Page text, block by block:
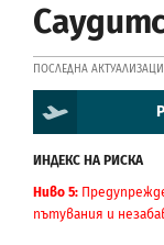
ПОСЛЕДНА
ИНДЕКС НА РИСКА
Ниво 5:
пътувания и